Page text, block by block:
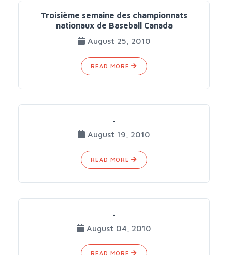
Troisième semaine des championnats
nationaux de Baseball Canada
August 25, 2010
READ MORE
.
August 19, 2010
READ MORE
.
August 04, 2010
READ MORE